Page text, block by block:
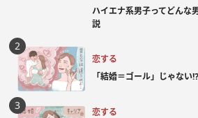
ハイエナ系男子ってどん
説
恋する
「結婚＝ゴール」じゃな
恋する